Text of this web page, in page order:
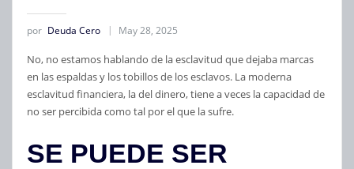
por Deuda Cero May 28, 2025
No, no estamos hablando de la esclavitud que dejaba marcas
en las espaldas y los tobillos de los esclavos. La moderna
esclavitud financiera, la del dinero, tiene a veces la capacidad de
no ser percibida como tal por el que la sufre.
SE PUEDE SER